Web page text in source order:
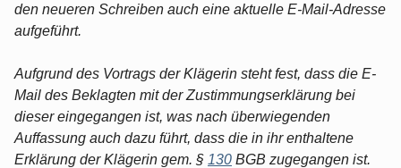
den neueren Schreiben auch eine aktuelle E-Mail-Adresse
aufgeführt.
Aufgrund des Vortrags der Klägerin steht fest, dass die E-
Mail des Beklagten mit der Zustimmungserklärung bei
dieser eingegangen ist, was nach überwiegenden
Auffassung auch dazu führt, dass die in ihr enthaltene
Erklärung der Klägerin gem. § 130 BGB zugegangen ist.